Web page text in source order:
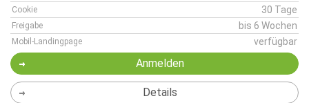
Cookie 30 Tage
Freigabe bis 6 Wochen
Mobil-Landingpage verfügbar
Anmelden
Details